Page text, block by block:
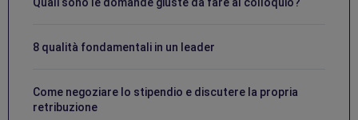
8 qualità fondamentali in un leader
Come negoziare lo stipendio e discutere la propria
retribuzione